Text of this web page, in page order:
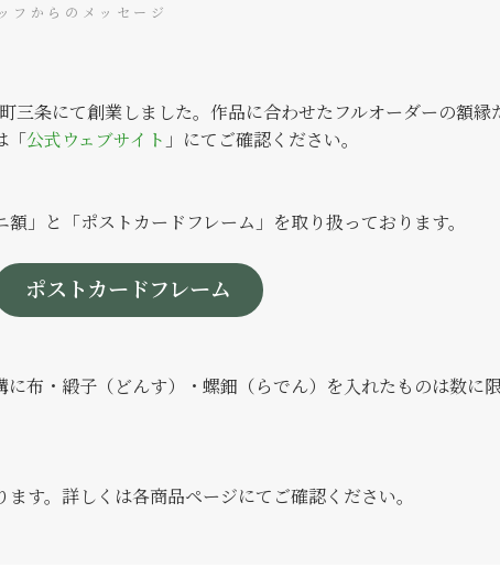
フからのメッセージ
三条にて創業しました。作品に合わせたフルオーダーの額縁
「公式ウェブサイト 」にてご確認ください。
」と「ポストカードフレーム」を取り扱っております。
ポストカードフレーム
布・緞子（どんす）・螺鈿（らでん）を入れたものは数に
す。詳しくは各商品ページにてご確認ください。